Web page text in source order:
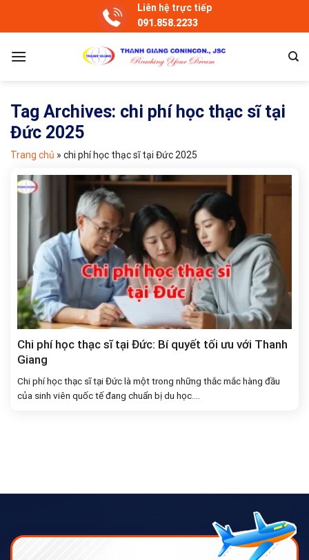
Liên hệ trực tiếp
091.858.2233
Tag Archives: chi phí học thạc sĩ tại
Đức 2025
Trang chủ » chi phí học thạc sĩ tại Đức 2025
Chi phí học thạc sĩ tại Đức: Bí quyết tối ưu với Thanh
Giang
Chi phí học thạc sĩ tại Đức là một trong những thắc mắc hàng đầu
của sinh viên quốc tế đang chuẩn bị du học....